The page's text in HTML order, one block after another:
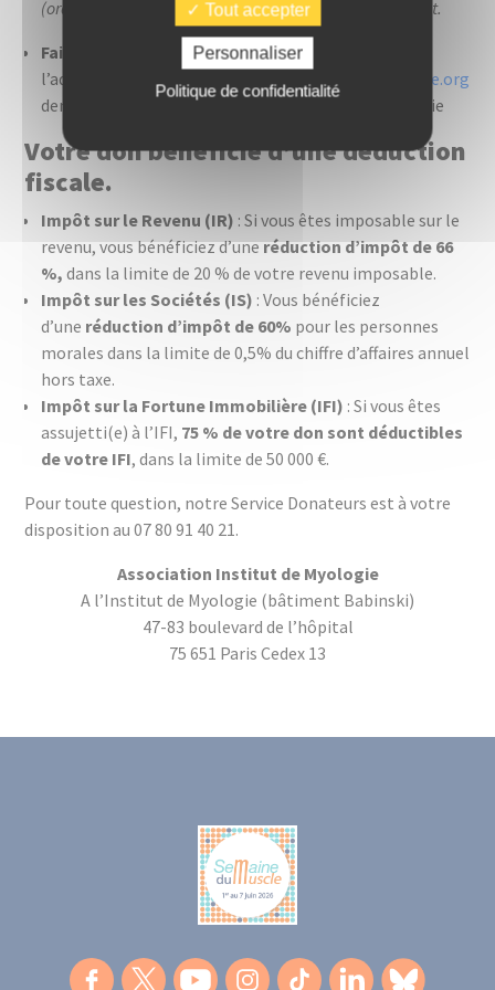
(orange, sfr, bouygues, free, legos). Coût du SMS gratuit.
Faire un don par virement: Ecrivez à
l’adresse
donateurs@ambitionfondationdemyologie.org
demander le RIB de l’Association Institut de Myologie
Votre don bénéficie d’une déduction
fiscale.
Impôt sur le Revenu (IR) : Si vous êtes imposable sur le
revenu, vous bénéficiez d’uneréduction d’impôt de 66
%, dans la limite de 20 % de votre revenu imposable.
Impôt sur les Sociétés (IS) : Vous bénéficiez
d’une réduction d’impôt de 60% pour les personnes
morales dans la limite de 0,5% du chiffre d’affaires annuel
hors taxe.
Impôt sur la Fortune Immobilière (IFI) : Si vous êtes
assujetti(e) à l’IFI, 75 % de votre don sont déductibles
de votre IFI, dans la limite de 50 000 €.
Pour toute question, notre Service Donateurs est à votre
disposition au 07 80 91 40 21.
Association Institut de Myologie
A l’Institut de Myologie (bâtiment Babinski)
47-83 boulevard de l’hôpital
75 651 Paris Cedex 13
Facebook.Lien externe.
Twitter. Lien externe.
Youtube.Lien externe.
instagram.Lien externe.
tiktok.Lien externe.
linkedin.Bluesky.
Tout accepter
Personnaliser
Politique de confidentialité